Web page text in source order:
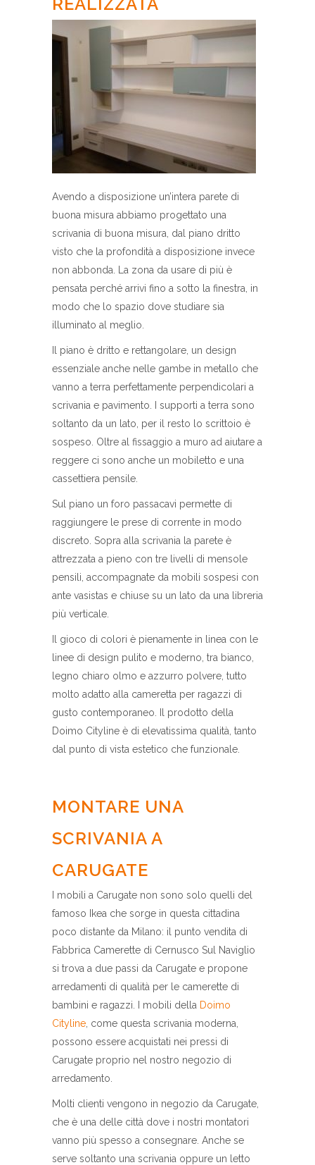
Avendo a disposizione un’intera parete di
buona misura abbiamo progettato una
scrivania di buona misura, dal piano dritto
visto che la profondità a disposizione invece
non abbonda. La zona da usare di più è
pensata perché arrivi fino a sotto la finestra, in
modo che lo spazio dove studiare sia
illuminato al meglio.
Il piano è dritto e rettangolare, un design
essenziale anche nelle gambe in metallo che
vanno a terra perfettamente perpendicolari a
scrivania e pavimento. I supporti a terra sono
soltanto da un lato, per il resto lo scrittoio è
sospeso. Oltre al fissaggio a muro ad aiutare a
reggere ci sono anche un mobiletto e una
cassettiera pensile.
Sul piano un foro passacavi permette di
raggiungere le prese di corrente in modo
discreto. Sopra alla scrivania la parete è
attrezzata a pieno con tre livelli di mensole
pensili, accompagnate da mobili sospesi con
ante vasistas e chiuse su un lato da una libreria
più verticale.
Il gioco di colori è pienamente in linea con le
linee di design pulito e moderno, tra bianco,
legno chiaro olmo e azzurro polvere, tutto
molto adatto alla cameretta per ragazzi di
gusto contemporaneo. Il prodotto della
Doimo Cityline è di elevatissima qualità, tanto
dal punto di vista estetico che funzionale.
MONTARE UNA
SCRIVANIA A
CARUGATE
I mobili a Carugate non sono solo quelli del
famoso Ikea che sorge in questa cittadina
poco distante da Milano: il punto vendita di
Fabbrica Camerette di Cernusco Sul Naviglio
si trova a due passi da Carugate e propone
arredamenti di qualità per le camerette di
bambini e ragazzi. I mobili della Doimo
Cityline , come questa scrivania moderna,
possono essere acquistati nei pressi di
Carugate proprio nel nostro negozio di
arredamento.
Molti clienti vengono in negozio da Carugate,
che è una delle città dove i nostri montatori
vanno più spesso a consegnare. Anche se
serve soltanto una scrivania oppure un letto